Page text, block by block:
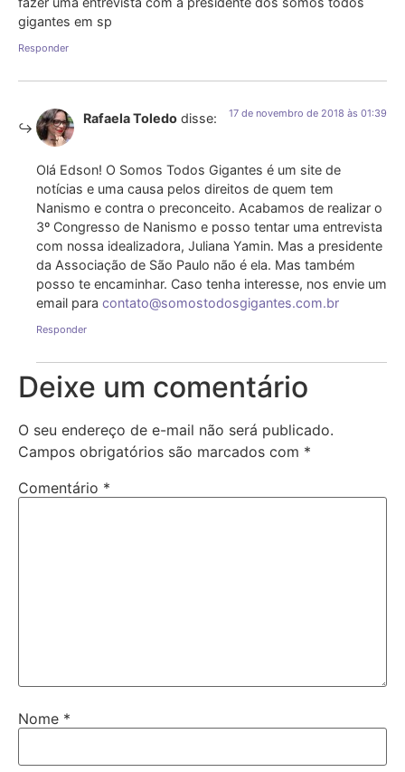
gigantes em sp
Responder
Rafaela Toledo disse: 17 de novembro de 2018 às 01:39
Olá Edson! O Somos Todos Gigantes é um site de
notícias e uma causa pelos direitos de quem tem
Nanismo e contra o preconceito. Acabamos de realizar o
3º Congresso de Nanismo e posso tentar uma entrevista
com nossa idealizadora, Juliana Yamin. Mas a presidente
da Associação de São Paulo não é ela. Mas também
posso te encaminhar. Caso tenha interesse, nos envie um
email para contato@somostodosgigantes.com.br
Responder
Deixe um comentário
O seu endereço de e-mail não será publicado.
Campos obrigatórios são marcados com *
Comentário *
Nome *